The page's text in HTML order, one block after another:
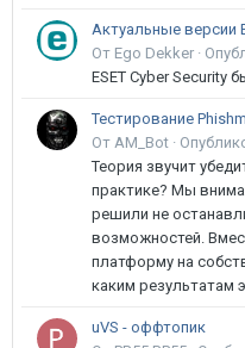
Актуальные версии
От Ego Dekker ·
ESET Cyber Security
От AM_Bot ·
Теория звучит
практике? Мы
решили не
возможностей.
платформу на
каким
uVS - оффтопик